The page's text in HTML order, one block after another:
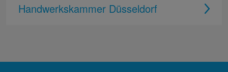
Handwerkskammer Düsseldorf